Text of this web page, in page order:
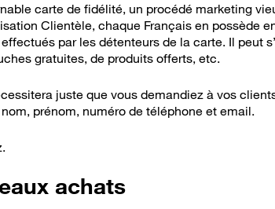
carte de fidélité, un procédé marketing
Clientèle, chaque Français en possède
par les détenteurs de la carte. Il peut
gratuites, de produits offerts, etc.
juste que vous demandiez à vos
prénom, numéro de téléphone et email.
achats